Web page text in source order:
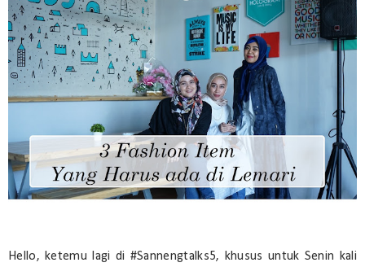
Hello, ketemu lagi di #Sannengtalks5, khusus untuk Senin kali